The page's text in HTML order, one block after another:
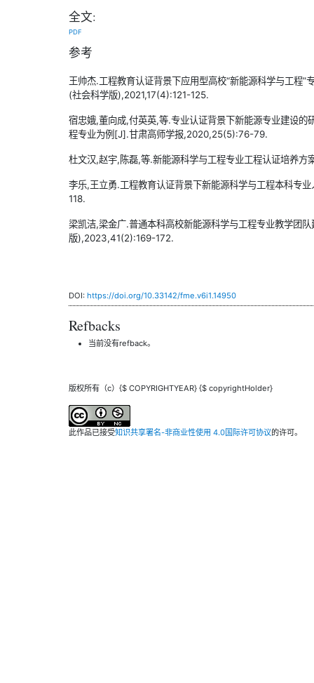
全文:
PDF
参考
王帅杰.工程教育认证背景下应用型高校“新能源科学与工程
(社会科学版),2021,17(4):121-125.
宿忠娥,董向成,付英英,等.专业认证背景下新能源专业建设
程专业为例[J].甘肃高师学报,2020,25(5):76-79.
杜文汉,赵宇,陈磊,等.新能源科学与工程专业工程认证培养
李乐,王立勇.工程教育认证背景下新能源科学与工程本科专
118.
梁凯洁,梁金广.普通本科高校新能源科学与工程专业教学团
版),2023,41(2):169-172.
DOI: https://doi.org/10.33142/fme.v6i1.14950
Refbacks
当前没有refback。
版权所有（c）{$ COPYRIGHTYEAR} {$ copyrightHolder}
此作品已接受知识共享署名-非商业性使用 4.0国际许可协议的许可。